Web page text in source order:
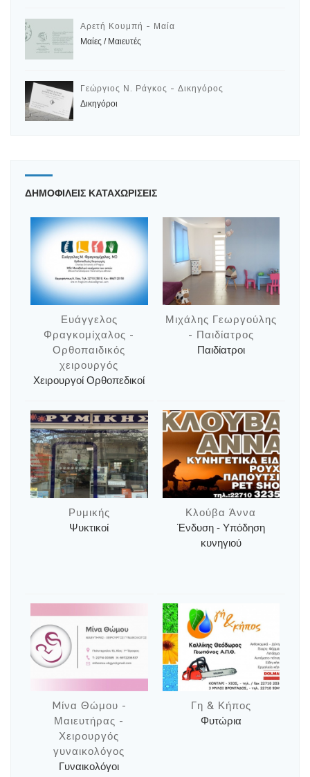
Αρετή Κουμπή - Μαία
Μαίες / Μαιευτές
Γεώργιος Ν. Ράγκος - Δικηγόρος
Δικηγόροι
ΔΗΜΟΦΙΛΕΙΣ ΚΑΤΑΧΩΡΙΣΕΙΣ
Ευάγγελος
Φραγκομίχαλος -
Ορθοπαιδικός
χειρουργός
Χειρουργοί Ορθοπεδικοί
Μιχάλης Γεωργούλης
- Παιδίατρος
Παιδίατροι
Ρυμικής
Ψυκτικοί
Κλούβα Άννα
Ένδυση - Υπόδηση
κυνηγιού
Mίνα Θώμου -
Μαιευτήρας -
Χειρουργός
γυναικολόγος
Γυναικολόγοι
Γη & Κήπος
Φυτώρια